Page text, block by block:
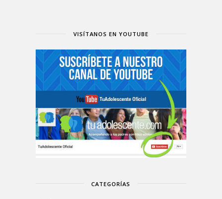
VISÍTANOS EN YOUTUBE
CATEGORÍAS